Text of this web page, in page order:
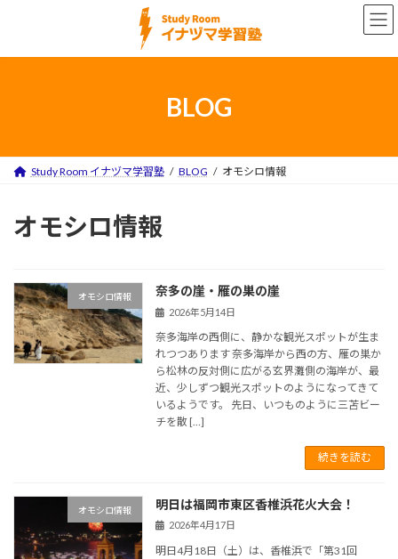
ン
ー
BLOG
Study Room イナヅマ学習塾 BLOG オモシロ情報
オモシロ情報
オモシロ情報 奈多の崖・雁の巣の崖
2026年5月14日
奈多海岸の西側に、静かな観光スポットが生ま
れつつあります 奈多海岸から西の方、雁の巣か
ら松林の反対側に広がる玄界灘側の海岸が、最
近、少しずつ観光スポットのようになってきて
いるようです。 先日、いつものように三苫ビー
チを散 […]
続きを読む
オモシロ情報 明日は福岡市東区香椎浜花火大会！
2026年4月17日
明日4月18日（土）は、香椎浜で「第31回